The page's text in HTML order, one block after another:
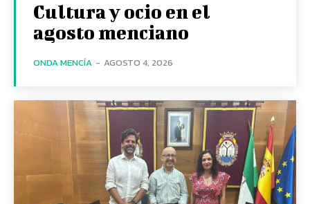
Cultura y ocio en el
agosto menciano
ONDA MENCÍA - AGOSTO 4, 2026